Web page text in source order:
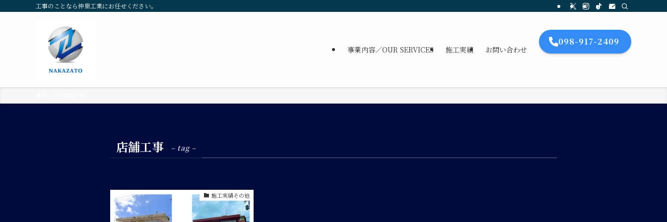
工事のことなら仲里工業にお任せください。
事業内容／OUR SERVICES 施工実績 お問い合わせ
098-917-2409
店舗工事 – tag –
施工実績その他